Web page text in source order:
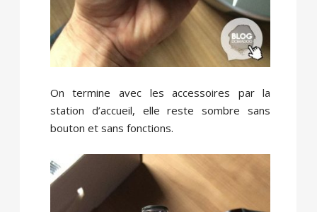
On termine avec les accessoires par la
station d’accueil, elle reste sombre sans
bouton et sans fonctions.